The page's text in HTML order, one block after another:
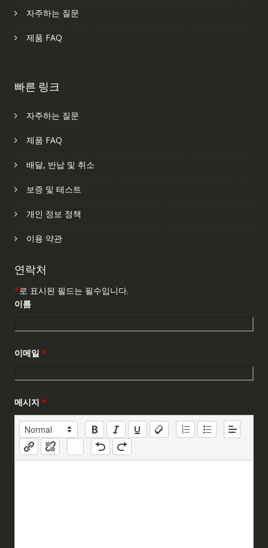
자주하는 질문
제품 FAQ
빠른 링크
자주하는 질문
제품 FAQ
배달, 반납 및 취소
보증 및 테스트
개인 정보 정책
이용 약관
연락처
*로 표시된 필드는 필수입니다.
이름
이메일 *
메시지 *